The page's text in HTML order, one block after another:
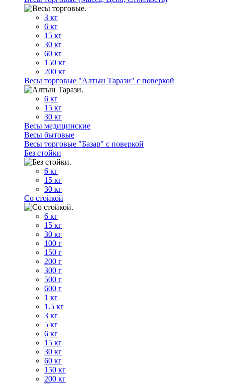
3 кг
6 кг
15 кг
30 кг
60 кг
150 кг
200 кг
Весы торговые "Алтын Тарази" с поверкой
6 кг
15 кг
30 кг
Весы медицинские
Весы бытовые
Весы торговые "Базар" с поверкой
Без стойки
6 кг
15 кг
30 кг
Со стойкой
6 кг
15 кг
30 кг
100 г
150 г
200 г
300 г
500 г
600 г
1 кг
1.5 кг
3 кг
5 кг
6 кг
15 кг
30 кг
60 кг
150 кг
200 кг